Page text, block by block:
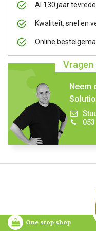
Al 130 jaar
Kwaliteit, snel en
Online
Neem
One stop shop